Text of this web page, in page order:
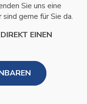
Sie uns eine
gerne für Sie da.
EINEN